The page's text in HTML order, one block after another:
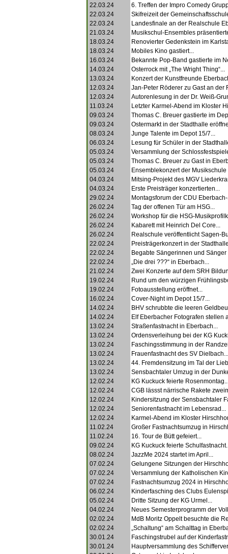
22.03.24
6. Treffen der Impro Comedy
22.03.24
Skifreizeit der
22.03.24
Landesfinale an der Realschule
21.03.24
Musikschul-Ensembles
18.03.24
Renovierter Gedenkstein im
18.03.24
Mobiles Kino gastiert...
16.03.24
Bekannte Pop-Band gastierte im
14.03.24
Osterrock mit „The Wright Thing“...
13.03.24
Konzert der Kunstfreunde
12.03.24
Jan-Peter Röderer zu Gast an der
12.03.24
Autorenlesung in der Dr. Weiß-
11.03.24
Letzter Karmel-Abend im Kloster
09.03.24
Thomas C. Breuer gastierte im
09.03.24
Ostermarkt in der Stadthalle
08.03.24
Junge Talente im Depot 15/7...
06.03.24
Lesung für Schüler in der
05.03.24
Versammlung der
05.03.24
Thomas C. Breuer zu Gast in
05.03.24
Ensemblekonzert der
04.03.24
Mitsing-Projekt des MGV
04.03.24
Erste Preisträger konzertierten...
29.02.24
Montagsforum der CDU
26.02.24
Tag der offenen Tür am HSG...
26.02.24
Workshop für die HSG-
26.02.24
Kabarett mit Heinrich Del Core...
26.02.24
Realschule veröffentlicht Sagen-
22.02.24
Preisträgerkonzert in der
22.02.24
Begabte Sängerinnen und Sänger
22.02.24
„Die drei ???“ in Eberbach...
21.02.24
Zwei Konzerte auf dem SRH
19.02.24
Rund um den würzigen
19.02.24
Fotoausstellung eröffnet...
16.02.24
Cover-Night im Depot 15/7...
14.02.24
BHV schrubbte die leeren
14.02.24
Elf Eberbacher Fotografen stellen
13.02.24
Straßenfastnacht in Eberbach...
13.02.24
Ordensverleihung bei der KG
13.02.24
Faschingsstimmung in der
13.02.24
Frauenfastnacht des SV Dielbach...
13.02.24
44. Fremdensitzung im Tal der
13.02.24
Sensbachtaler Umzug in der
12.02.24
KG Kuckuck feierte
12.02.24
CGB lässst närrische Rakete
12.02.24
Kindersitzung der Sensbachtaler
12.02.24
Seniorenfastnacht im Lebensrad...
12.02.24
Karmel-Abend im Kloster
11.02.24
Großer Fastnachtsumzug in
11.02.24
16. Tour de Bütt gefeiert...
09.02.24
KG Kuckuck feierte
08.02.24
JazzMe 2024 startet im April...
07.02.24
Gelungene Sitzungen der
07.02.24
Versammlung der Katholischen
07.02.24
Fastnachtsumzug 2024 in
06.02.24
Kinderfasching des Clubs
05.02.24
Dritte Sitzung der KG Urmel...
04.02.24
Neues Semesterprogramm der
02.02.24
MdB Moritz Oppelt besuchte die
02.02.24
„Schaltung“ am Schalttag in
30.01.24
Faschingstrubel auf der
30.01.24
Hauptversammlung des